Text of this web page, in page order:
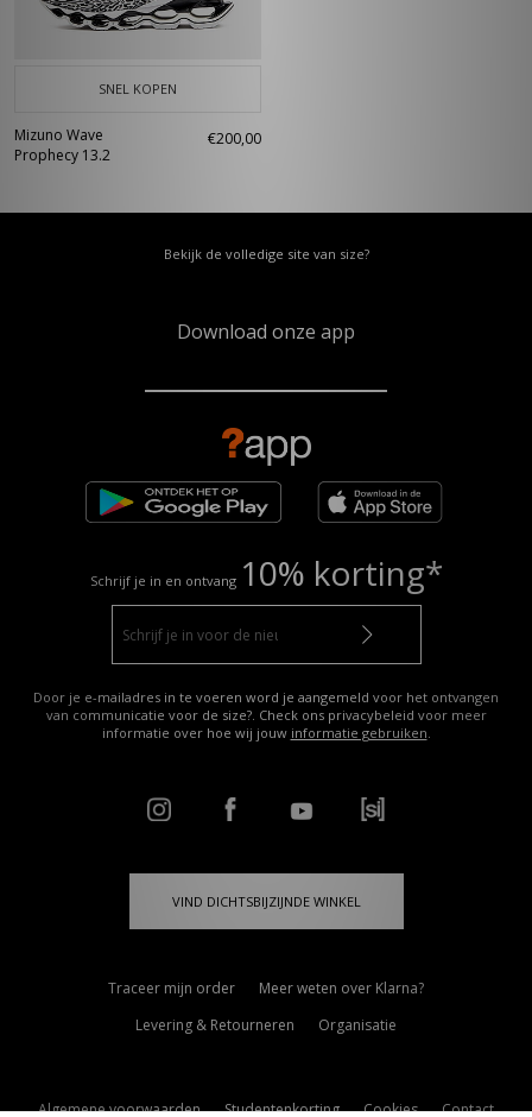
SNEL KOPEN
Mizuno Wave
Prophecy 13.2
€200,00
Bekijk de volledige site van size?
Download onze app
Schrijf je in en ontvang 10% korting*
Door je e-mailadres in te voeren word je aangemeld voor het ontvangen
van communicatie voor de size?. Check ons privacybeleid voor meer
informatie over hoe wij jouw informatie gebruiken.
VIND DICHTSBIJZIJNDE WINKEL
Traceer mijn order
Meer weten over Klarna?
Levering & Retourneren
Organisatie
Algemene voorwaarden Studentenkorting Cookies Contact